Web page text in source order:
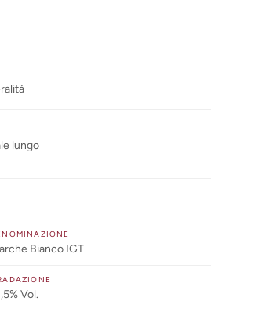
lungo
Bianco IGT
Vol.